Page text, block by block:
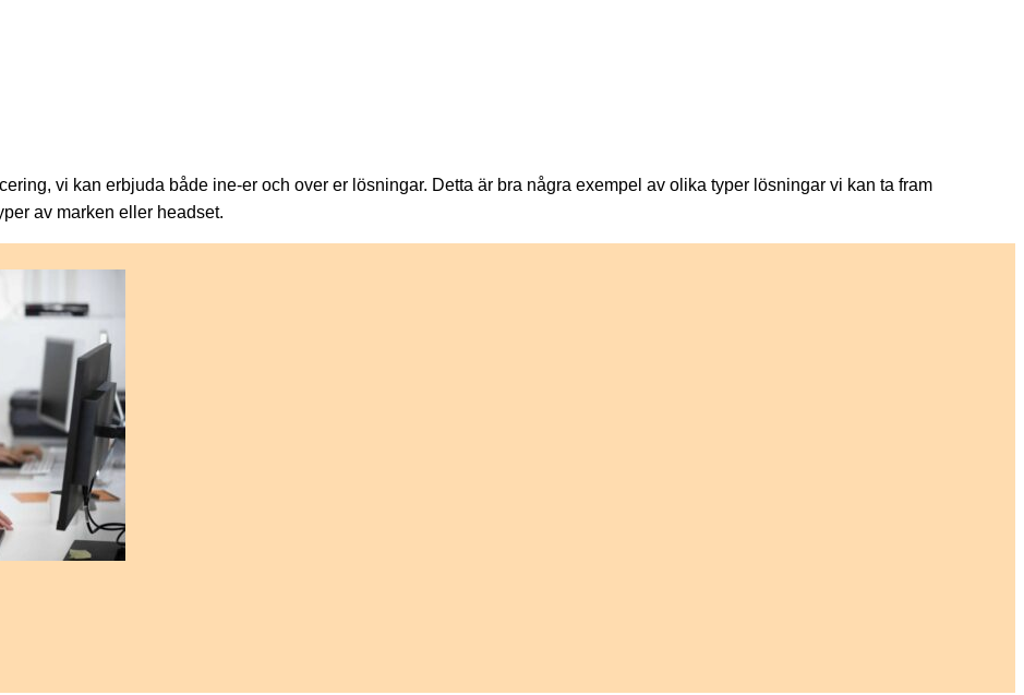
vi kan erbjuda både ine-er och over er lösningar. Detta är bra några exempel av olika typer lösningar vi kan ta fram
av marken eller headset.